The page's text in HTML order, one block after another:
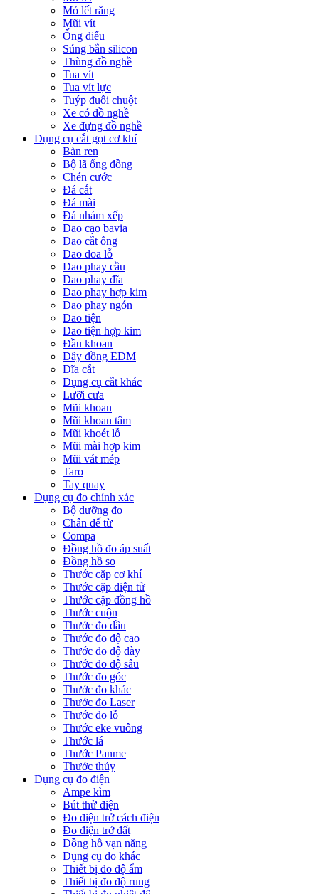
Mỏ lết răng
Mũi vít
Ống điếu
Súng bắn silicon
Thùng đồ nghề
Tua vít
Tua vít lực
Tuýp đuôi chuột
Xe có đồ nghề
Xe đựng đồ nghề
Dụng cụ cắt gọt cơ khí
Bàn ren
Bộ lã ống đồng
Chén cước
Đá cắt
Đá mài
Đá nhám xếp
Dao cạo bavia
Dao cắt ống
Dao doa lỗ
Dao phay cầu
Dao phay đĩa
Dao phay hợp kim
Dao phay ngón
Dao tiện
Dao tiện hợp kim
Đầu khoan
Dây đồng EDM
Đĩa cắt
Dụng cụ cắt khác
Lưỡi cưa
Mũi khoan
Mũi khoan tâm
Mũi khoét lỗ
Mũi mài hợp kim
Mũi vát mép
Taro
Tay quay
Dụng cụ đo chính xác
Bộ dưỡng đo
Chân đế từ
Compa
Đồng hồ đo áp suất
Đồng hồ so
Thước cặp cơ khí
Thước cặp điện tử
Thước cặp đồng hồ
Thước cuộn
Thước đo dầu
Thước đo độ cao
Thước đo độ dày
Thước đo độ sâu
Thước đo góc
Thước đo khác
Thước đo Laser
Thước đo lỗ
Thước eke vuông
Thước lá
Thước Panme
Thước thủy
Dụng cụ đo điện
Ampe kìm
Bút thử điện
Đo điện trở cách điện
Đo điện trở đất
Đồng hồ vạn năng
Dụng cụ đo khác
Thiết bị đo độ ẩm
Thiết bị đo độ rung